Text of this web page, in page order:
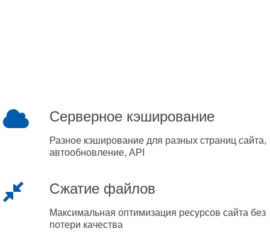
Серверное кэширование
Разное кэширование для разных страниц сайта,
автообновление, API
Сжатие файлов
Максимальная оптимизация ресурсов сайта без
потери качества